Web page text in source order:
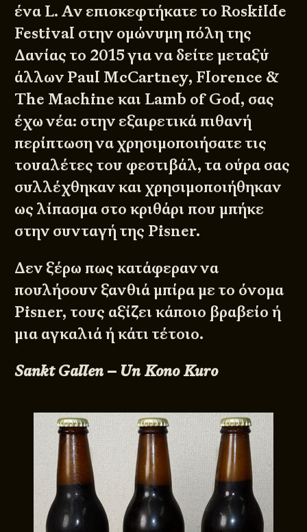
ένα L. Αν επισκεφτήκατε το Roskilde
Festival στην ομώνυμη πόλη της
Δανίας το 2015 για να δείτε μεταξύ
άλλων Paul McCartney, Florence &
The Machine και Lamb of God, σας
έχω νέα: στην εξαιρετικά πιθανή
περίπτωση να χρησιμοποιήσατε τις
τουαλέτες του φεστιβάλ, τα ούρα σας
συλλέχθηκαν και χρησιμοποιήθηκαν
ως λίπασμα στο κριθάρι που μπήκε
στην συνταγή της Pisner.
Δεν ξέρω πως κατάφεραν να
πουλήσουν ξανθιά μπίρα με το όνομα
Pisner, τους αξίζει κάποιο βραβείο ή
μια αγκαλιά ή κάτι τέτοιο.
Sankt Gallen – Un Kono Kuro